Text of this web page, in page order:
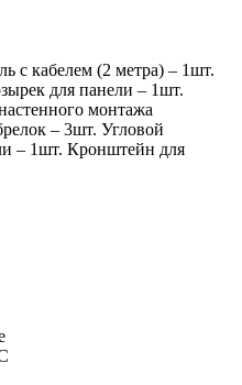
с кабелем (2 метра) – 1шт.
для панели – 1шт.
монтажа
– 3шт. Угловой
– 1шт. Кронштейн для